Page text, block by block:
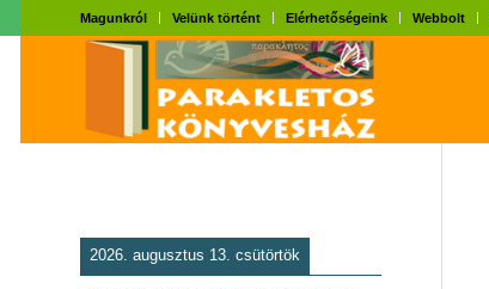
Magunkról Velünk történt Elérhetőségeink Webbolt
2026. augusztus 13. csütörtök